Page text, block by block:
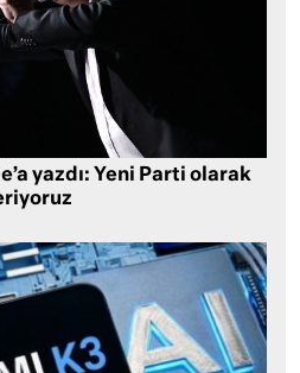
yazdı: Yeni Parti olarak